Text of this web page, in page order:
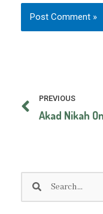
PREVIOUS